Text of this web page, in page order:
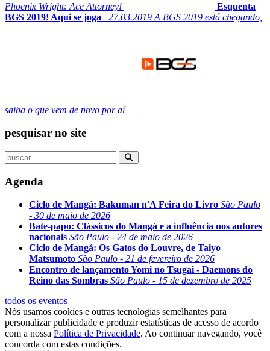
Phoenix Wright: Ace Attorney!
Esquenta
BGS 2019! Aqui se joga_
27.03.2019 A BGS 2019 está chegando,
saiba o que vem de novo por aí
pesquisar no site
Agenda
Ciclo de Mangá: Bakuman n'A Feira do Livro São Paulo
- 30 de maio de 2026
Bate-papo: Clássicos do Mangá e a influência nos autores
nacionais São Paulo - 24 de maio de 2026
Ciclo de Mangá: Os Gatos do Louvre, de Taiyo
Matsumoto São Paulo - 21 de fevereiro de 2026
Encontro de lançamento Yomi no Tsugai - Daemons do
Reino das Sombras São Paulo - 15 de dezembro de 2025
todos os eventos
Nós usamos cookies e outras tecnologias semelhantes para
personalizar publicidade e produzir estatísticas de acesso de acordo
com a nossa Política de Privacidade. Ao continuar navegando, você
concorda com estas condições.